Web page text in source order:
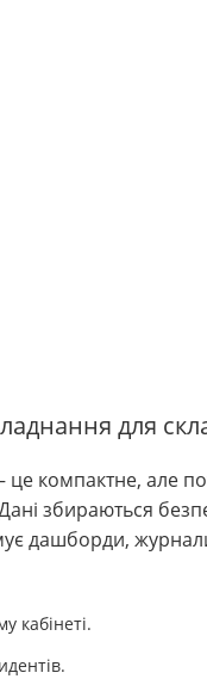
для
це компактне, але
збираються
дашборди,
кабінеті.